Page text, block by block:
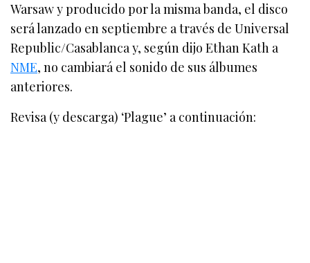
Warsaw y producido por la misma banda, el disco
será lanzado en septiembre a través de Universal
Republic/Casablanca y, según dijo Ethan Kath a
NME, no cambiará el sonido de sus álbumes
anteriores.
Revisa (y descarga) ‘Plague’ a continuación: